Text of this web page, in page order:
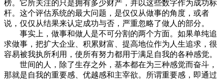
榜。它所关注的只是拥有多少财产，并以这些数字作为成功标
杆。这个评估系统的最大问题，是仅仅从做事的角度，或者
说，仅仅从结果来认定成功与否，严重忽略了做人的部分。
事实上，做事和做人是不可分割的两个方面。如果单纯追
求做事，把扩大企业、积累财富、提高地位作为人生追求，很
容易被我执所利用，使所有努力都用于满足自我的各种感觉。
世间的人，除了生存之外，基本都在为三种感觉而奋斗，
那就是自我的重要感、优越感和主宰欲。所谓重要感，即通过